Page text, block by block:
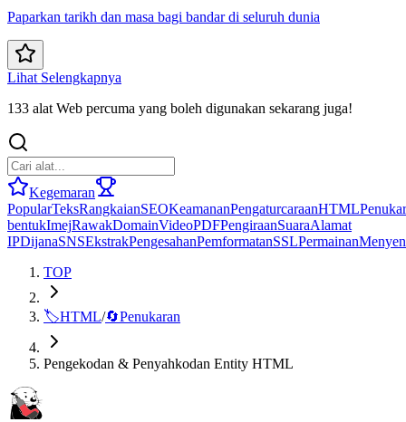
Paparkan tarikh dan masa bagi bandar di seluruh dunia
Lihat Selengkapnya
133 alat Web percuma yang boleh digunakan sekarang juga!
Kegemaran
PopularTeksRangkaianSEOKeamananPengaturcaraanHTML
bentukImejRawakDomainVideoPDFPengiraanSuaraAlamat
IPDijanaSNSEkstrakPengesahanPemformatanSSLPermainan
TOP
🏷️HTML/🔄Penukaran
Pengekodan & Penyahkodan Entity HTML